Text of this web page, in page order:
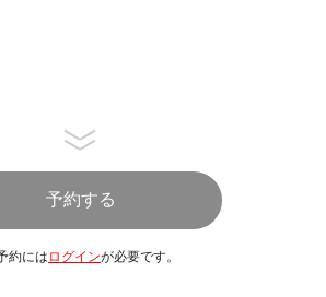
・フォカッチャ、五穀米ロール
・デニッシュ
・バケット
・バターロール
・ドーナツセレクション３種
【Salad】
約には ログインが必要です。